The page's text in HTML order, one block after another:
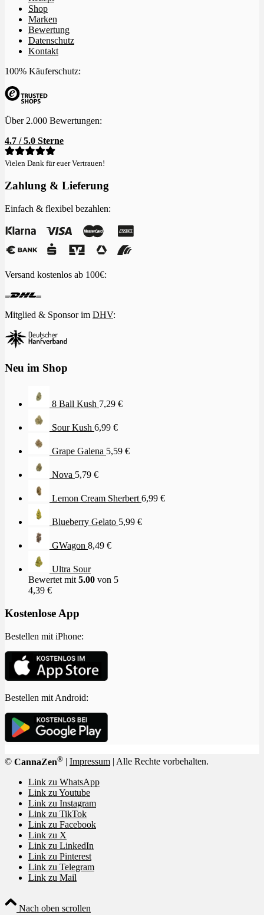
Shop
Marken
Bewertung
Datenschutz
Kontakt
100% Käuferschutz:
Über 2.000 Bewertungen:
4.7 / 5.0 Sterne
Vielen Dank für euer Vertrauen!
Zahlung & Lieferung
Einfach & flexibel bezahlen:
Versand kostenlos ab 100€:
Mitglied & Sponsor im DHV:
Neu im Shop
8 Ball Kush 7,29 €
Sour Kush 6,99 €
Grape Galena 5,59 €
Nova 5,79 €
Lemon Cream Sherbert 6,99 €
Blueberry Gelato 5,99 €
GWagon 8,49 €
Ultra Sour
Bewertet mit 5.00 von 5
4,39 €
Kostenlose App
Bestellen mit iPhone:
Bestellen mit Android:
© CannaZen® Impressum | Alle Rechte vorbehalten.
Link zu WhatsApp
Link zu Youtube
Link zu Instagram
Link zu TikTok
Link zu Facebook
Link zu X
Link zu LinkedIn
Link zu Pinterest
Link zu Telegram
Link zu Mail
Nach oben scrollen